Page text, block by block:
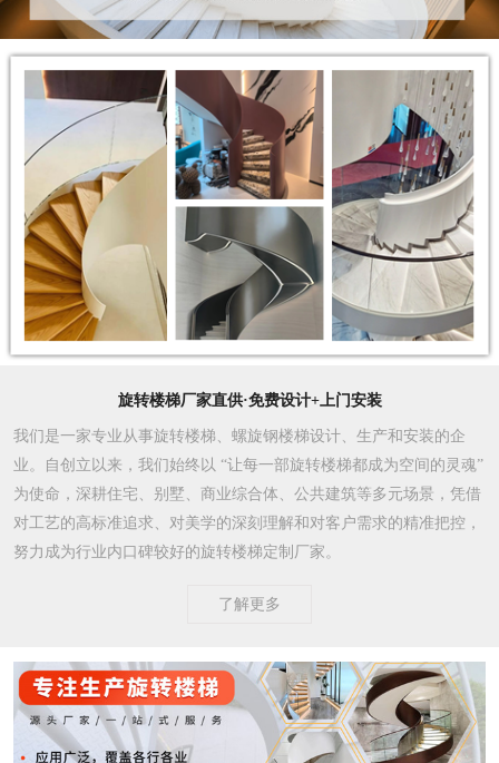
旋转楼梯厂家直供·免费设计+上门安装
我们是一家专业从事旋转楼梯、螺旋钢楼梯设计、生产和安装的企
业。自创立以来，我们始终以 “让每一部旋转楼梯都成为空间的灵魂”
为使命，深耕住宅、别墅、商业综合体、公共建筑等多元场景，凭借
对工艺的高标准追求、对美学的深刻理解和对客户需求的精准把控，
努力成为行业内口碑较好的旋转楼梯定制厂家。​
了解更多